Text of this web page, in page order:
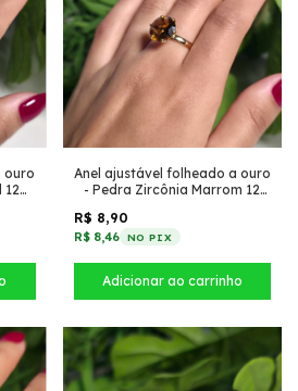
ouro
12
Anel ajustável folheado a ouro
- Pedra Zircônia Marrom 12
R$ 8,90
R$ 8,46 NO PIX